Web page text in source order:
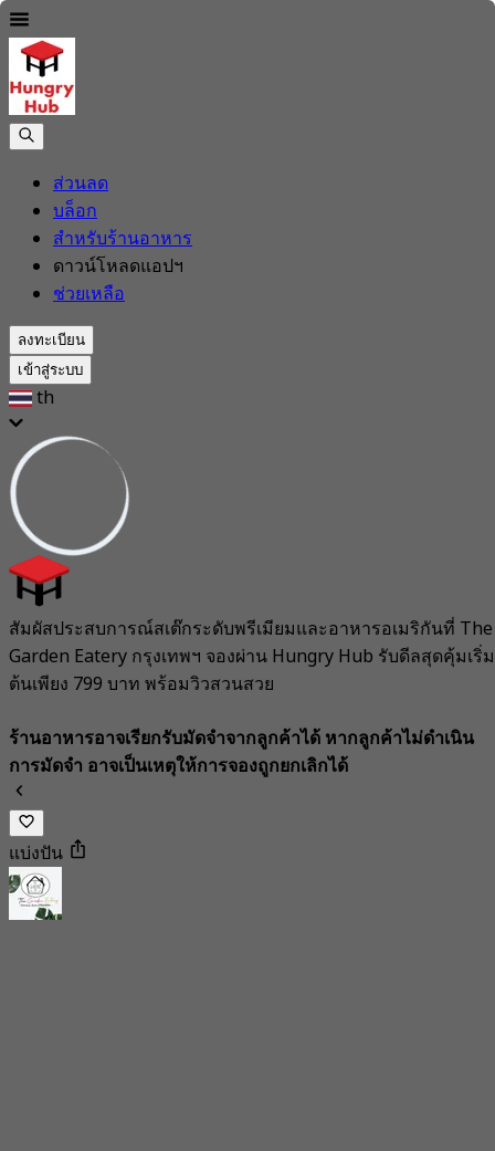
ส่วนลด
บล็อก
สำหรับร้านอาหาร
ดาวน์โหลดแอปฯ
ช่วยเหลือ
ลงทะเบียน
เข้าสู่ระบบ
th
สัมผัสประสบการณ์สเต๊กระดับพรีเมียมและอาหารอเมริกันที่ The
Garden Eatery กรุงเทพฯ จองผ่าน Hungry Hub รับดีลสุดคุ้มเริ่ม
ต้นเพียง 799 บาท พร้อมวิวสวนสวย
ร้านอาหารอาจเรียกรับมัดจำจากลูกค้าได้ หากลูกค้าไม่ดำเนิน
การมัดจำ อาจเป็นเหตุให้การจองถูกยกเลิกได้
แบ่งปัน